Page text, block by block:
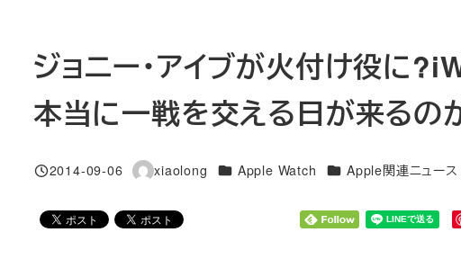
ジョニー・アイブが火付け役に
本当に一戦を交える日が来るの
投稿日
2014-09-06
著
xiaolong カテゴリー
Apple Watch カテゴリー
Apple関連ニュース